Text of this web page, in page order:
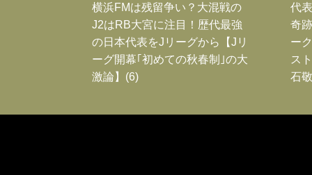
横浜FMは残留争い？大混戦の
J2はRB大宮に注目！歴代最強
の日本代表をJリーグから【Jリ
ーグ開幕｢初めての秋春制｣の大
激論】(6)
代
奇
ー
ス
石